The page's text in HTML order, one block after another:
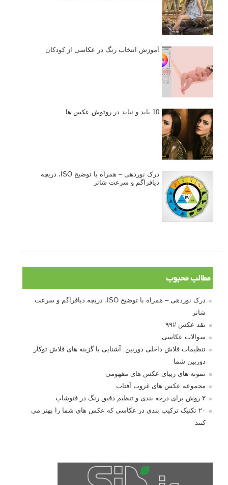
آموزش انتخاب رنگ در عکاسی از کودکان
10 باید و نباید در روتوش عکس ها
درک نوردهی – همراه با توضیح ISO، دریچه
دیافراگم و سرعت شاتر
مطالب محبوب
درک نوردهی – همراه با توضیح ISO، دریچه دیافراگم و سرعت
شاتر
نقد عکس #۹۹
سوالات عکاسی
تنظیمات فلاش داخلی دوربین: آشنایی با گزینه های فلاش توکار
دوربین شما
نمونه های زیبای عکس های مفهومی
مجموعه عکس های غروب آفتاب
۳ روش برای درجه بندی و تنظیم دقیق رنگ در فتوشاپ
۲۰ تکنیک ترکیب بندی در عکاسی که عکس های شما را بهتر می
کنند